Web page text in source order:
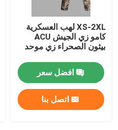
XS-2XL لهب العسكرية
كامو زي الجيش ACU
بيثون الصحراء زي موحد
افضل سعر
اتصل بنا